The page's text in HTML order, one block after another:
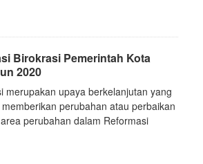
Birokrasi Pemerintah Kota
2020
merupakan upaya berkelanjutan yang
perubahan atau perbaikan
perubahan dalam Reformasi